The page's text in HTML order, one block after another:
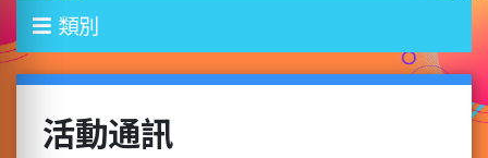
類別
活動通訊